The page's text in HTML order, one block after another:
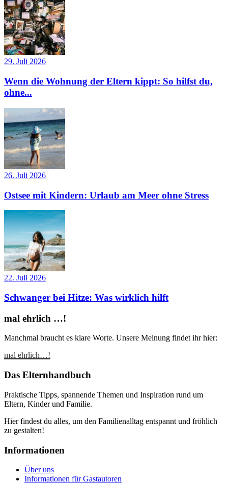
29. Juli 2026
Wenn die Wohnung der Eltern kippt: So hilfst du,
ohne...
26. Juli 2026
Ostsee mit Kindern: Urlaub am Meer ohne Stress
22. Juli 2026
Schwanger bei Hitze: Was wirklich hilft
mal ehrlich …!
Manchmal braucht es klare Worte. Unsere Meinung findet ihr hier:
mal ehrlich…!
Das Elternhandbuch
Praktische Tipps, spannende Themen und Inspiration rund um
Eltern, Kinder und Familie.
Hier findest du alles, um den Familienalltag entspannt und fröhlich
zu gestalten!
Informationen
Über uns
Informationen für Gastautoren